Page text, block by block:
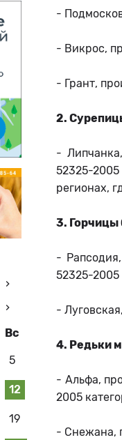
Вс
5
12
19
-
- Викрос,
- Грант,
2.
-
52325-
регионах,
3. Горчицы
-
52325-2005
-
4. Редьки
- Альфа,
2005
- Снежана,